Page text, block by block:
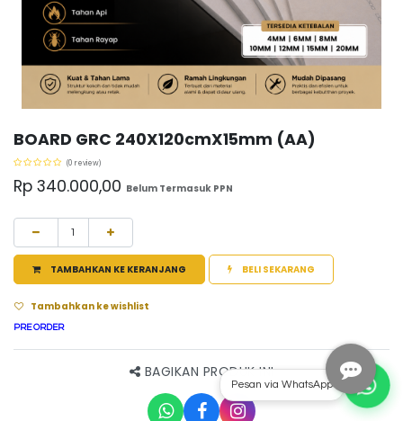
BOARD GRC 240X120cmX15mm (AA)
(0 review)
Rp 340.000,00 Belum Termasuk PPN
TAMBAHKAN KE KERANJANG BELI SEKARANG
Tambahkan ke wishlist
PRE ORDER
BAGIKAN PRODUK INI
Pesan via WhatsApp